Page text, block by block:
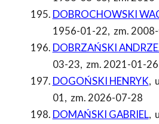
DOBROCHOWSKI
1956-01-22, zm.
DOBRZAŃSKI
03-23, zm. 2021-01-26
DOGOŃSKI HENRYK,
01, zm. 2026-07-28
DOMAŃSKI GABRIEL,